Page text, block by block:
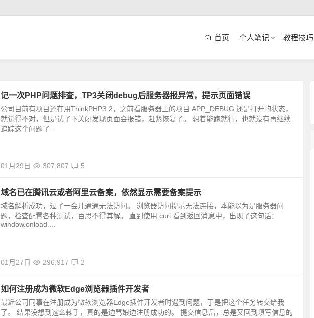
首页 个人笔记 教程技巧
记一次PHP问题排查，TP3关闭debug后服务器报异常，提示页面错误
公司目前有项目还在用ThinkPHP3.2，之前看服务器上的项目 APP_DEBUG 还是打开的状态，
就觉得不对，但是试了下关闭发现页面会报错，赶紧恢复了。 想着能跑就行，也就没有再继续
追踪这个问题了...
01月29日 307,807 5
域名已在腾讯云或者阿里云备案，依然显示需要备案提示
域名解析成功，过了一会儿通通无法访问。 浏览器访问提示无法连接，本能以为是服务器问
题，检查配置各种测试，百思不得其解。 直到使用 curl 看到返回消息中，出现了这句话：
window.onload ...
01月27日 296,917 2
如何注册成为微软Edge浏览器插件开发者
最近公司同事在注册成为微软浏览器Edge插件开发者时遇到问题，于是把这个任务转交给我
了。 结果没想到这么棘手，真的是边骂娘边注册成功的。 提交信息后，总是又回到填写信息的